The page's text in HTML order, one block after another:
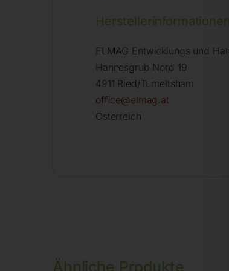
Herstellerinformationen
ELMAG Entwicklungs und
Hannesgrub Nord 19
4911 Ried/Tumeltsham
office@elmag.at
Österreich
Ähnliche Produkte